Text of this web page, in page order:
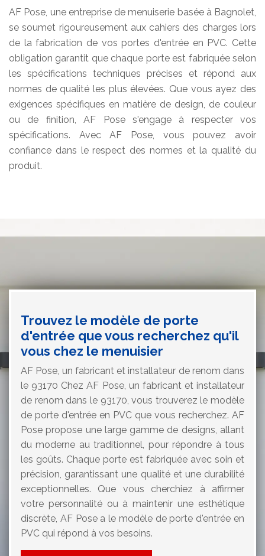
AF Pose, une entreprise de menuiserie basée à Bagnolet,
se soumet rigoureusement aux cahiers des charges lors
de la fabrication de vos portes d'entrée en PVC. Cette
obligation garantit que chaque porte est fabriquée selon
les spécifications techniques précises et répond aux
normes de qualité les plus élevées. Que vous ayez des
exigences spécifiques en matière de design, de couleur
ou de finition, AF Pose s'engage à respecter vos
spécifications. Avec AF Pose, vous pouvez avoir
confiance dans le respect des normes et la qualité du
produit.
Trouvez le modèle de porte
d'entrée que vous recherchez qu'il
vous chez le menuisier
AF Pose, un fabricant et installateur de renom dans
le 93170 Chez AF Pose, un fabricant et installateur
de renom dans le 93170, vous trouverez le modèle
de porte d'entrée en PVC que vous recherchez. AF
Pose propose une large gamme de designs, allant
du moderne au traditionnel, pour répondre à tous
les goûts. Chaque porte est fabriquée avec soin et
précision, garantissant une qualité et une durabilité
exceptionnelles. Que vous cherchiez à affirmer
votre personnalité ou à maintenir une esthétique
discrète, AF Pose a le modèle de porte d'entrée en
PVC qui répond à vos besoins.